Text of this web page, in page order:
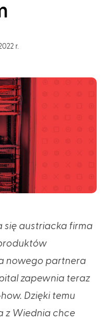
r.
się austriacka firma
nowego partnera
zapewnia teraz
Dzięki temu
z Wiednia chce